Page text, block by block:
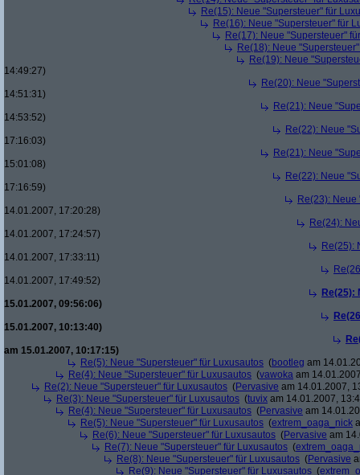
Re(15): Neue "Supersteuer" für
Re(16): Neue "Supersteuer" für
Re(17): Neue "Supersteuer"
Re(18): Neue
Re(19): Neue
14:49:27)
Re(20): Neue
14:51:31)
Re(21): Neue
14:53:52)
Re(22): Neue
17:16:03)
Re(21): Neue
15:01:08)
Re(22): Neue
17:16:59)
Re(23):
14.01.2007, 17:20:28)
Re(24):
14.01.2007, 17:24:57)
Re(25):
14.01.2007, 17:33:11)
14.01.2007, 17:49:52)
Re(25):
15.01.2007, 09:56:06)
15.01.2007, 10:13:40)
am 15.01.2007, 10:17:15)
Re(5): Neue "Supersteuer" für Luxusautos (bootleg am
Re(4): Neue "Supersteuer" für Luxusautos (vawoka am
Re(2): Neue "Supersteuer" für Luxusautos (Pervasive am 14.01.2007,
Re(3): Neue "Supersteuer" für Luxusautos (tuvix am 14.01.2007,
Re(4): Neue "Supersteuer" für Luxusautos (Pervasive am
Re(5): Neue "Supersteuer" für Luxusautos (extrem_oaga_nick
Re(6): Neue "Supersteuer" für Luxusautos (Pervasive am
Re(7): Neue "Supersteuer" für Luxusautos (
Re(8): Neue "Supersteuer" für Luxusautos (Pervasive
Re(9): Neue "Supersteuer" für Luxusautos (